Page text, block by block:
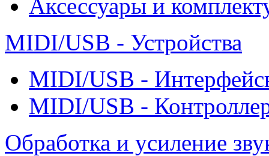
Аксессуары и
MIDI/USB - Устройства
MIDI/USB -
MIDI/USB -
Обработка и усиление